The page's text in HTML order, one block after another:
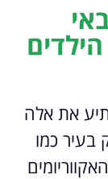
את אלה
כמו